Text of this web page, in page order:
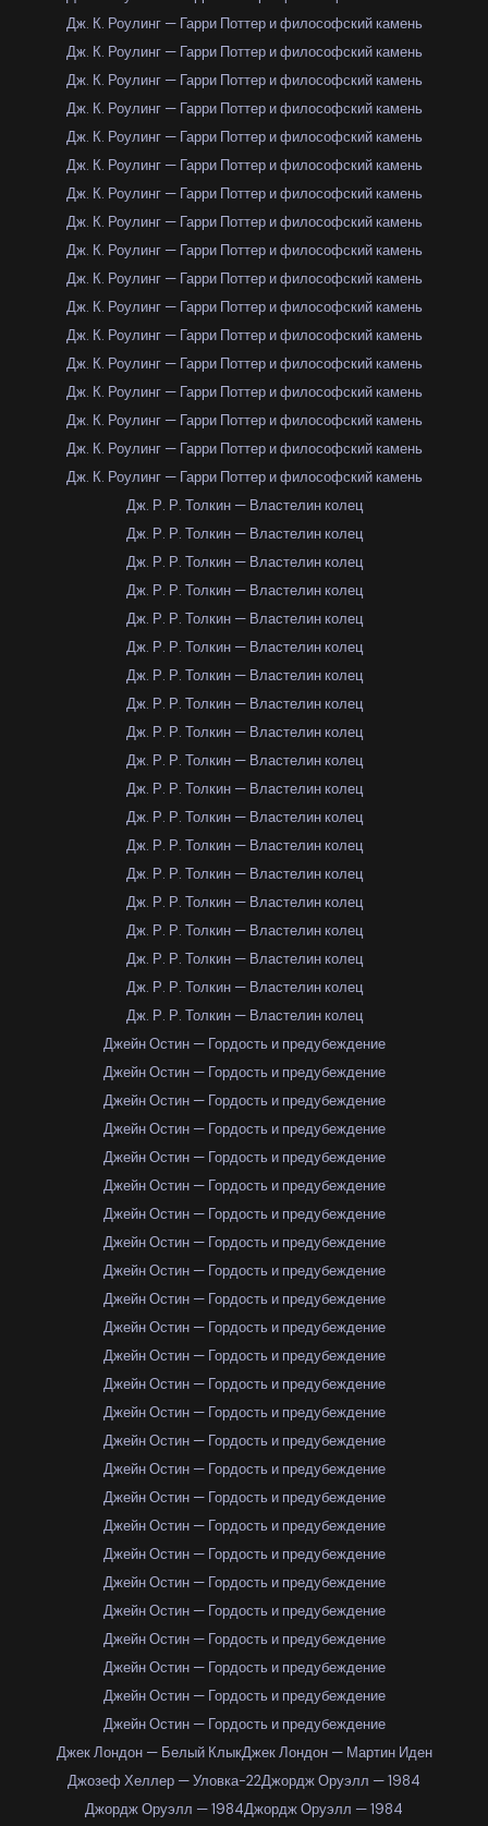
Дж. К. Роулинг — Гарри Поттер и философский камень
Дж. К. Роулинг — Гарри Поттер и философский камень
Дж. К. Роулинг — Гарри Поттер и философский камень
Дж. К. Роулинг — Гарри Поттер и философский камень
Дж. К. Роулинг — Гарри Поттер и философский камень
Дж. К. Роулинг — Гарри Поттер и философский камень
Дж. К. Роулинг — Гарри Поттер и философский камень
Дж. К. Роулинг — Гарри Поттер и философский камень
Дж. К. Роулинг — Гарри Поттер и философский камень
Дж. К. Роулинг — Гарри Поттер и философский камень
Дж. К. Роулинг — Гарри Поттер и философский камень
Дж. К. Роулинг — Гарри Поттер и философский камень
Дж. К. Роулинг — Гарри Поттер и философский камень
Дж. К. Роулинг — Гарри Поттер и философский камень
Дж. К. Роулинг — Гарри Поттер и философский камень
Дж. К. Роулинг — Гарри Поттер и философский камень
Дж. К. Роулинг — Гарри Поттер и философский камень
Дж. Р. Р. Толкин — Властелин колец
Дж. Р. Р. Толкин — Властелин колец
Дж. Р. Р. Толкин — Властелин колец
Дж. Р. Р. Толкин — Властелин колец
Дж. Р. Р. Толкин — Властелин колец
Дж. Р. Р. Толкин — Властелин колец
Дж. Р. Р. Толкин — Властелин колец
Дж. Р. Р. Толкин — Властелин колец
Дж. Р. Р. Толкин — Властелин колец
Дж. Р. Р. Толкин — Властелин колец
Дж. Р. Р. Толкин — Властелин колец
Дж. Р. Р. Толкин — Властелин колец
Дж. Р. Р. Толкин — Властелин колец
Дж. Р. Р. Толкин — Властелин колец
Дж. Р. Р. Толкин — Властелин колец
Дж. Р. Р. Толкин — Властелин колец
Дж. Р. Р. Толкин — Властелин колец
Дж. Р. Р. Толкин — Властелин колец
Дж. Р. Р. Толкин — Властелин колец
Джейн Остин — Гордость и предубеждение
Джейн Остин — Гордость и предубеждение
Джейн Остин — Гордость и предубеждение
Джейн Остин — Гордость и предубеждение
Джейн Остин — Гордость и предубеждение
Джейн Остин — Гордость и предубеждение
Джейн Остин — Гордость и предубеждение
Джейн Остин — Гордость и предубеждение
Джейн Остин — Гордость и предубеждение
Джейн Остин — Гордость и предубеждение
Джейн Остин — Гордость и предубеждение
Джейн Остин — Гордость и предубеждение
Джейн Остин — Гордость и предубеждение
Джейн Остин — Гордость и предубеждение
Джейн Остин — Гордость и предубеждение
Джейн Остин — Гордость и предубеждение
Джейн Остин — Гордость и предубеждение
Джейн Остин — Гордость и предубеждение
Джейн Остин — Гордость и предубеждение
Джейн Остин — Гордость и предубеждение
Джейн Остин — Гордость и предубеждение
Джейн Остин — Гордость и предубеждение
Джейн Остин — Гордость и предубеждение
Джейн Остин — Гордость и предубеждение
Джейн Остин — Гордость и предубеждение
Джек Лондон — Белый КлыкДжек Лондон — Мартин Иден
Джозеф Хеллер — Уловка-22Джордж Оруэлл — 1984
Джордж Оруэлл — 1984Джордж Оруэлл — 1984